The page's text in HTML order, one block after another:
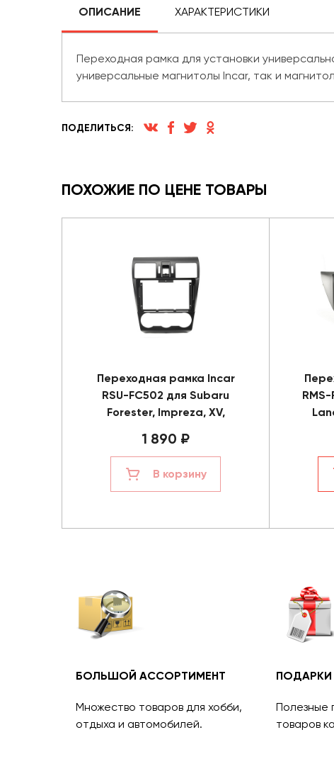
ОПИСАНИЕ ХАРАКТЕРИСТИКИ
Переходная рамка для установки
универсальные магнитолы Incar, так и
ПОДЕЛИТЬСЯ:
ПОХОЖИЕ ПО ЦЕНЕ ТОВАРЫ
Переходная рамка Incar
RSU-FC502 для Subaru
Forester, Impreza, XV,
1 890 ₽
В корзину
БОЛЬШОЙ АССОРТИМЕНТ
Множество товаров для хобби,
отдыха и автомобилей.
ПОДАРКИ
Полезные
товаров